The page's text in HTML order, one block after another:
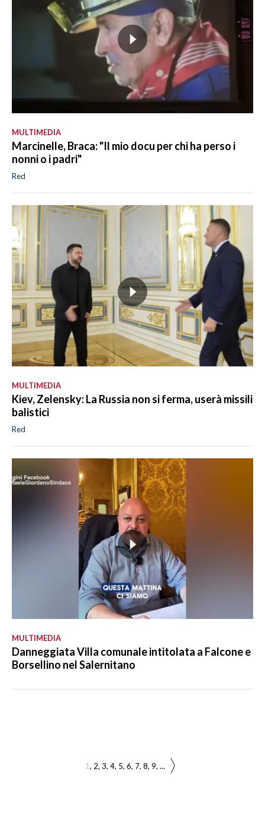
MULTIMEDIA
Marcinelle, Braca: "Il mio docu per chi ha perso i
nonni o i padri"
Red
MULTIMEDIA
Kiev, Zelensky: La Russia non si ferma, userà missili
balistici
Red
MULTIMEDIA
Danneggiata Villa comunale intitolata a Falcone e
Borsellino nel Salernitano
1 2 3 4 5 6 7 8 9 ...